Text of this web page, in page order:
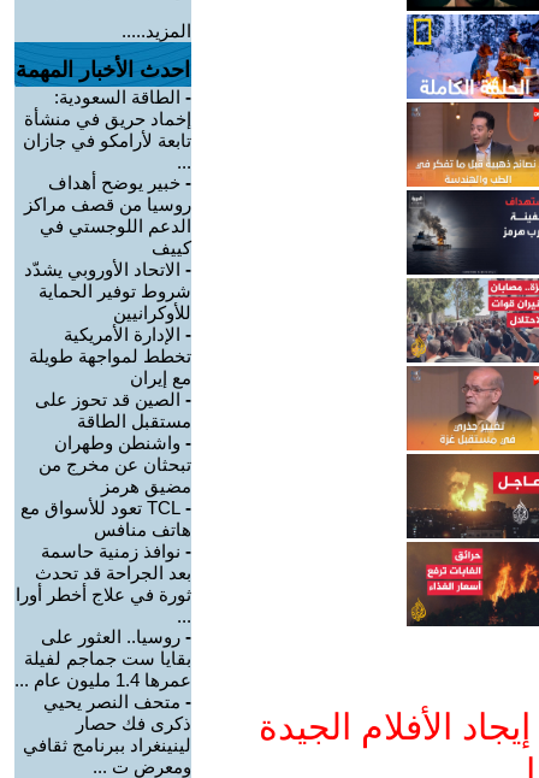
الأفلام الجيدة
المزيد.....
احدث الأخبار المهمة
- الطاقة السعودية:
إخماد حريق في منشأة
تابعة لأرامكو في جازان
...
- خبير يوضح أهداف
روسيا من قصف مراكز
الدعم اللوجستي في
كييف
- الاتحاد الأوروبي يشدّد
شروط توفير الحماية
للأوكرانيين
- الإدارة الأمريكية
تخطط لمواجهة طويلة
مع إيران
- الصين قد تحوز على
مستقبل الطاقة
- واشنطن وطهران
تبحثان عن مخرج من
مضيق هرمز
-
TCL تعود للأسواق مع
هاتف منافس
- نوافذ زمنية حاسمة
بعد الجراحة قد تحدث
ثورة في علاج أخطر أورا
...
- روسيا.. العثور على
بقايا ست جماجم لفيلة
عمرها 1.4 مليون عام ...
- متحف النصر يحيي
ذكرى فك حصار
لينينغراد ببرنامج ثقافي
ومعرض ت ...